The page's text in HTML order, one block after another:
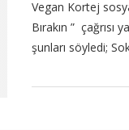
Vegan Kortej
Bırakın ” çağrısı
şunları söyledi;